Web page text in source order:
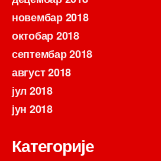
новембар 2018
октобар 2018
септембар 2018
август 2018
јул 2018
јун 2018
Категорије